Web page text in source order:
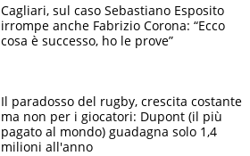
Cagliari, sul caso Sebastiano Esposito
irrompe anche Fabrizio Corona: “Ecco
cosa è successo, ho le prove”
Il paradosso del rugby, crescita costante
ma non per i giocatori: Dupont (il più
pagato al mondo) guadagna solo 1,4
milioni all'anno